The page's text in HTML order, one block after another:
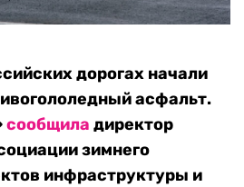
дорогах начали
асфальт.
сообщила директор
зимнего
инфраструктуры и